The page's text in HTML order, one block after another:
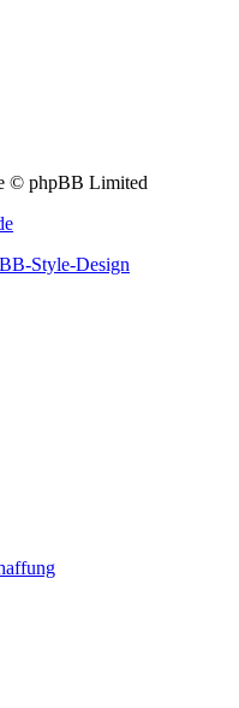
© phpBB Limited
Style-Design